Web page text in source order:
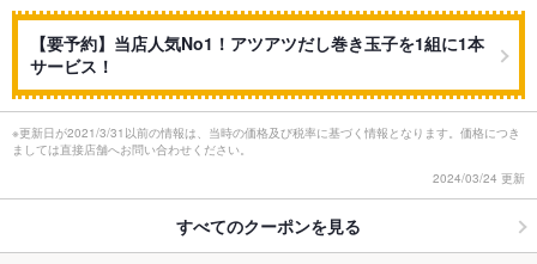
【要予約】当店人気No1！アツアツだし巻き玉子を1組に1本
サービス！
※更新日が2021/3/31以前の情報は、当時の価格及び税率に基づく情報となります。価格につき
ましては直接店舗へお問い合わせください。
2024/03/24 更新
すべてのクーポンを見る